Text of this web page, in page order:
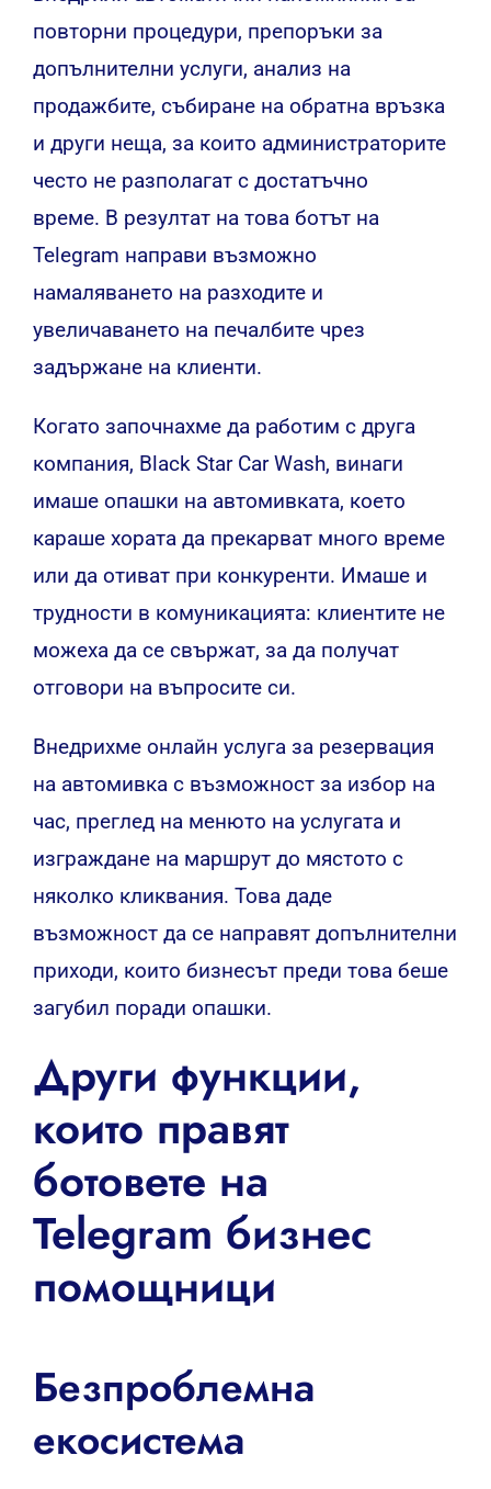
повторни процедури, препоръки за
допълнителни услуги, анализ на
продажбите, събиране на обратна връзка
и други неща, за които администраторите
често не разполагат с достатъчно
време. В резултат на това ботът на
Telegram направи възможно
намаляването на разходите и
увеличаването на печалбите чрез
задържане на клиенти.
Когато започнахме да работим с друга
компания, Black Star Car Wash, винаги
имаше опашки на автомивката, което
караше хората да прекарват много време
или да отиват при конкуренти. Имаше и
трудности в комуникацията: клиентите не
можеха да се свържат, за да получат
отговори на въпросите си.
Внедрихме онлайн услуга за резервация
на автомивка с възможност за избор на
час, преглед на менюто на услугата и
изграждане на маршрут до мястото с
няколко кликвания. Това даде
възможност да се направят допълнителни
приходи, които бизнесът преди това беше
загубил поради опашки.
Други функции,
които правят
ботовете на
Telegram бизнес
помощници
Безпроблемна
екосистема